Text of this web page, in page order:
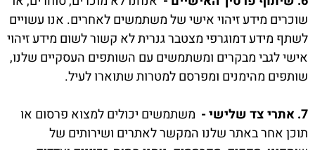
שוכרים מידע זיהוי אישי של משתמשים לאחרים. אנו עשויים
לשתף מידע דמוגרפי מצטבר גנרית לא קשור לשום מידע זיהוי
אישי לגבי מבקרים ומשתמשים עם השותפים העסקיים שלנו,
שותפים מהימנים ומפרסם למטרות שתוארו לעיל.
7. אתרי צד שלישי -
משתמשים יכולים למצוא פרסום או
תוכן אחר באתר שלנו המקשר לאתרים ושירותים של